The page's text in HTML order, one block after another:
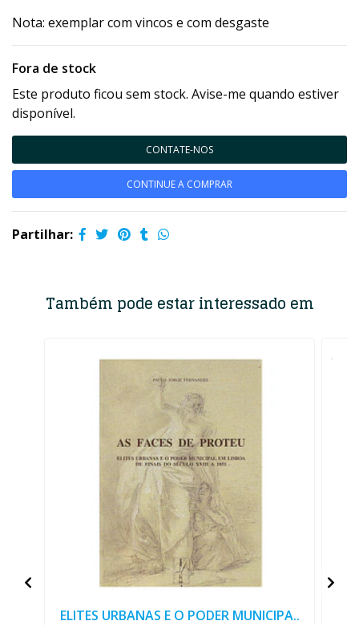
Nota: exemplar com vincos e com desgaste
Fora de stock
Este produto ficou sem stock. Avise-me quando estiver
disponível.
CONTATE-NOS
CONTINUE A COMPRAR
Partilhar:
Também pode estar interessado em
ELITES URBANAS E O PODER MUNICIPA..